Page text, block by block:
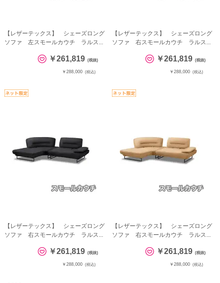
【レザーテックス】 シェーズロング
ソファ 左スモールカウチ ラルス...
￥261,819 (税抜)
￥288,000 (税込)
【レザーテックス】 シェーズロング
ソファ 右スモールカウチ ラルス...
￥261,819 (税抜)
￥288,000 (税込)
【レザーテックス】 シェーズロング
ソファ 右スモールカウチ ラルス...
￥261,819 (税抜)
￥288,000 (税込)
【レザーテックス】 シェーズロング
ソファ 右スモールカウチ ラルス...
￥261,819 (税抜)
￥288,000 (税込)